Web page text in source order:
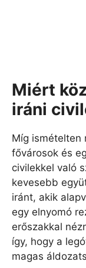
Miért
iráni
Míg ismételten
fővárosok és
civilekkel való
kevesebb
iránt, akik
egy elnyomó
erőszakkal
így, hogy a
magas